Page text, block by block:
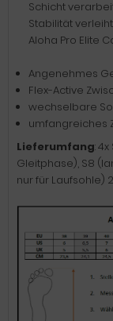
Schicht
Stabilität
Aloha Pro Elite
Angenehmes
Flex-Active
wechselbare
umfangreiches
Lieferumfang:
Gleitphase), S8
nur für Laufsohle)